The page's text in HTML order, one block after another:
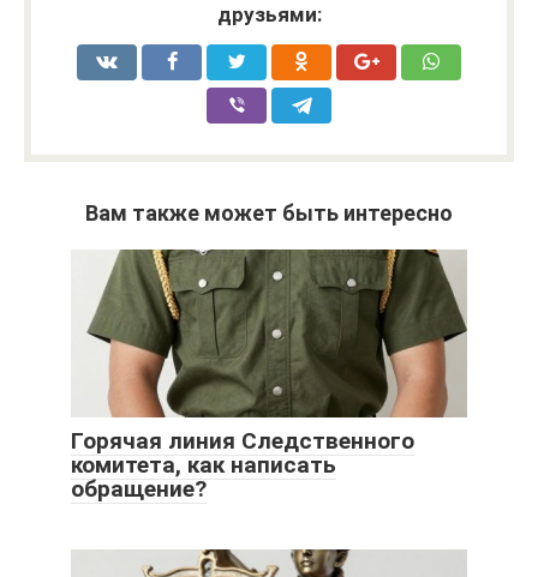
друзьями:
Вам также может быть интересно
Горячая линия Следственного
комитета, как написать
обращение?